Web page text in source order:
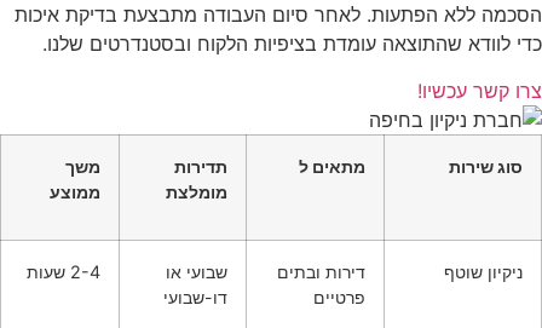
הסכמה ללא הפתעות. לאחר סיום העבודה מתבצעת בדיקת איכות
כדי לוודא שהתוצאה עומדת בציפיות הלקוח ובסטנדרטים שלנו.
צרו קשר עכשיו!
סוג שירות מתאים ל
תדירות
מומלצת
משך
ממוצע
ניקיון שוטף
דירות ובתים
פרטיים
שבועי או
דו-שבועי
2-4 שעות